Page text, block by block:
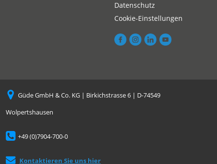
Datenschutz
Cookie-Einstellungen
Güde GmbH & Co. KG | Birkichstrasse 6 | D-74549
Wolpertshausen
+49 (0)7904-700-0
Kontaktieren Sie uns hier